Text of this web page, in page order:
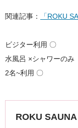
関連記事： 「ROKU
ビジター利用 〇
水風呂 ×シャワーのみ
2名~利用 〇